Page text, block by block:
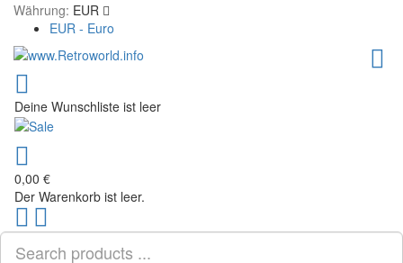
Währung: EUR
EUR - Euro
Deine Wunschliste ist leer
0,00 €
Der Warenkorb ist leer.
Scroll
to
Top
PLG_SYSTEM_VPFRAMEWORK_SCROLL_TO_BOTTOM